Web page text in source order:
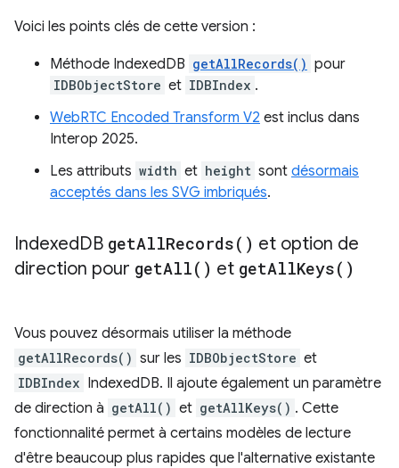
Voici les points clés de cette version :
Méthode IndexedDB getAllRecords() pour
IDBObjectStore et IDBIndex .
WebRTC Encoded Transform V2 est inclus dans
Interop 2025.
Les attributs width et height sont désormais
acceptés dans les SVG imbriqués.
IndexedDB getAllRecords( ) et option de
direction pour getAll( ) et getAllKeys( )
Vous pouvez désormais utiliser la méthode
getAllRecords() sur les IDBObjectStore et
IDBIndex IndexedDB. Il ajoute également un paramètre
de direction à getAll() et getAllKeys() . Cette
fonctionnalité permet à certains modèles de lecture
d'être beaucoup plus rapides que l'alternative existante